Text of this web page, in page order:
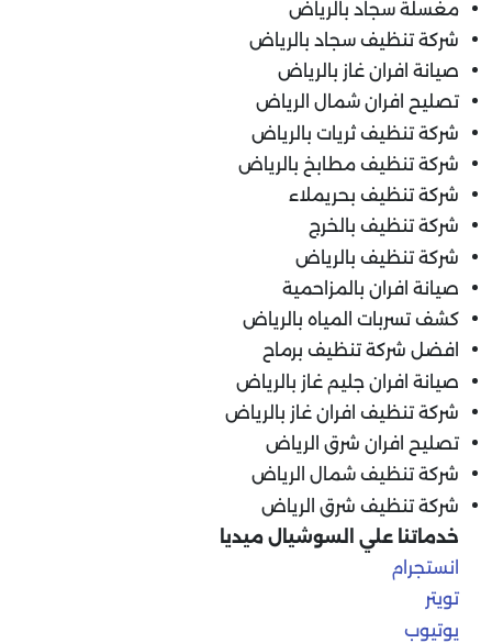
مغسلة سجاد بالرياض
شركة تنظيف سجاد بالرياض
صيانة افران غاز بالرياض
تصليح افران شمال الرياض
شركة تنظيف ثريات بالرياض
شركة تنظيف مطابخ بالرياض
شركة تنظيف بحريملاء
شركة تنظيف بالخرج
شركة تنظيف بالرياض
صيانة افران بالمزاحمية
كشف تسربات المياه بالرياض
افضل شركة تنظيف برماح
صيانة افران جليم غاز بالرياض
شركة تنظيف افران غاز بالرياض
تصليح افران شرق الرياض
شركة تنظيف شمال الرياض
شركة تنظيف شرق الرياض
خدماتنا علي السوشيال ميديا
انستجرام
تويتر
يوتيوب